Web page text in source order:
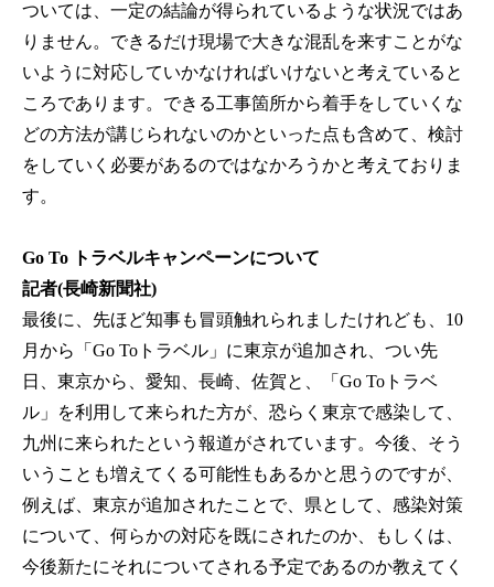
ついては、一定の結論が得られているような状況ではあ
りません。できるだけ現場で大きな混乱を来すことがな
いように対応していかなければいけないと考えていると
ころであります。できる工事箇所から着手をしていくな
どの方法が講じられないのかといった点も含めて、検討
をしていく必要があるのではなかろうかと考えておりま
す。
Go To トラベルキャンペーンについて
記者(長崎新聞社)
最後に、先ほど知事も冒頭触れられましたけれども、10
月から「Go Toトラベル」に東京が追加され、つい先
日、東京から、愛知、長崎、佐賀と、「Go Toトラベ
ル」を利用して来られた方が、恐らく東京で感染して、
九州に来られたという報道がされています。今後、そう
いうことも増えてくる可能性もあるかと思うのですが、
例えば、東京が追加されたことで、県として、感染対策
について、何らかの対応を既にされたのか、もしくは、
今後新たにそれについてされる予定であるのか教えてく